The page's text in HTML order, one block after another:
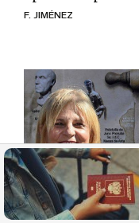
F. JIMÉNEZ